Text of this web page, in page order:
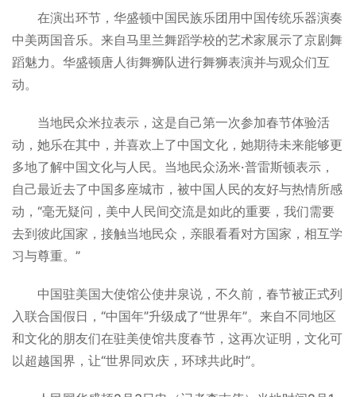
在演出环节，华盛顿中国民族乐团用中国传统乐器演奏
中美两国音乐。来自马里兰舞蹈学校的艺术家展示了京剧舞
蹈魅力。华盛顿唐人街舞狮队进行舞狮表演并与观众们互
动。
当地民众米拉表示，这是自己第一次参加春节体验活
动，她乐在其中，并喜欢上了中国文化，她期待未来能够更
多地了解中国文化与人民。当地民众汤米·普雷斯顿表示，
自己最近去了中国多座城市，被中国人民的友好与热情所感
动，“毫无疑问，美中人民间交流是如此的重要，我们需要
去到彼此国家，接触当地民众，亲眼看看对方国家，相互学
习与尊重。”
中国驻美国大使馆公使井泉说，不久前，春节被正式列
入联合国假日，“中国年”升级成了“世界年”。来自不同地区
和文化的朋友们在驻美使馆共度春节，这再次证明，文化可
以超越国界，让“世界同欢庆，环球共此时”。